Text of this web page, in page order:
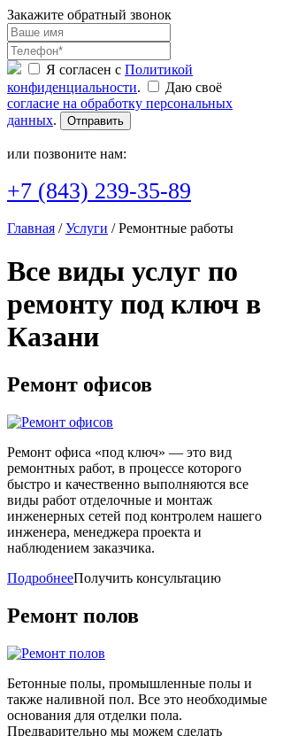
Закажите обратный звонок
Я согласен с Политикой
конфиденциальности.
Даю своё
согласие на обработку персональных
данных. Отправить
или позвоните нам:
+7 (843) 239-35-89
Главная /Услуги / Ремонтные работы
Все виды услуг по
ремонту под ключ в
Казани
Ремонт офисов
Ремонт офиса «под ключ» — это вид
ремонтных работ, в процессе которого
быстро и качественно выполняются все
виды работ отделочные и монтаж
инженерных сетей под контролем нашего
инженера, менеджера проекта и
наблюдением заказчика.
ПодробнееПолучить консультацию
Ремонт полов
Бетонные полы, промышленные полы и
также наливной пол. Все это необходимые
основания для отделки пола.
Предварительно мы можем сделать